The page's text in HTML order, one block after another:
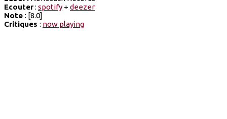
Ecouter: spotify + deezer
Note : [8.0]
Critiques : now playing